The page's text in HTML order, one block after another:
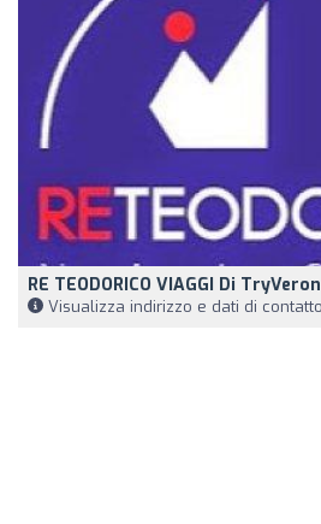
RE TEODORICO VIAGGI Di
Visualizza indirizzo e dati di contatto